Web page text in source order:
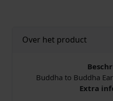
e
a
Over het product
Buddha to Buddha
Extra